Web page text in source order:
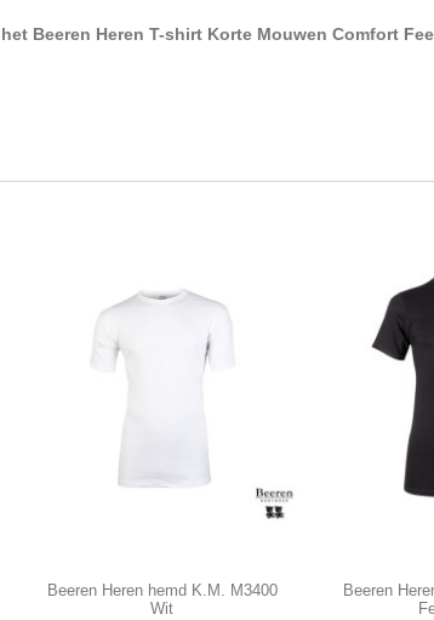
Beeren Heren T-shirt Korte Mouwen Comfort
Beeren Heren hemd K.M. M3400
Wit
Beeren